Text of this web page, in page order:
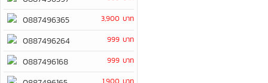
0887496365 3,900 บาท
0887496264 999 บาท
0887496168 999 บาท